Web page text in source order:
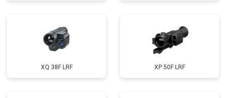
XQ 38F LRF XP 50F LRF